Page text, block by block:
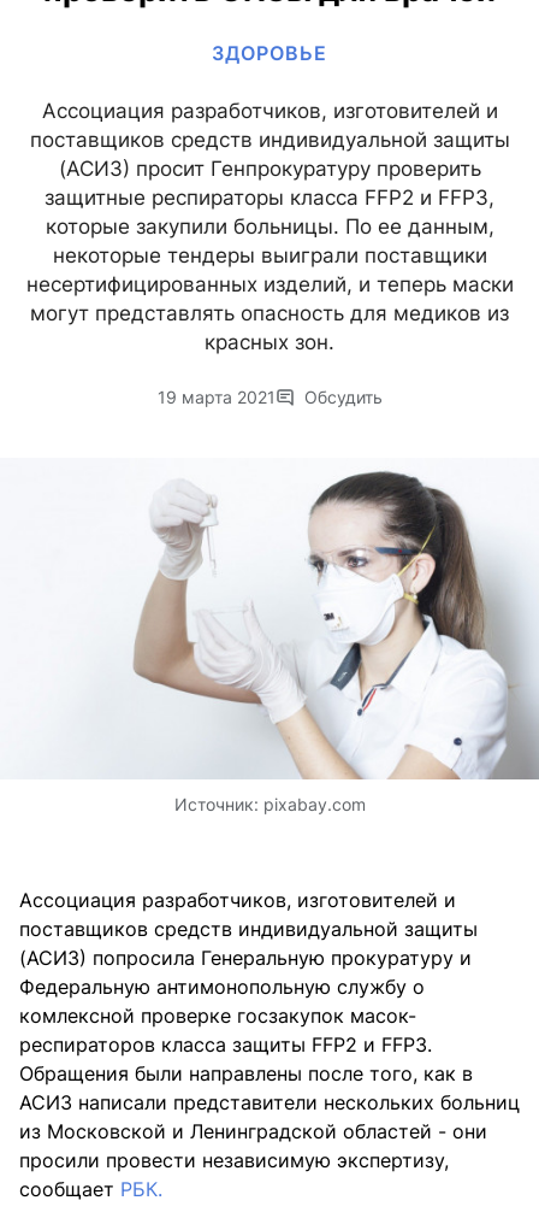
ЗДОРОВЬЕ
Ассоциация разработчиков, изготовителей и
поставщиков средств индивидуальной защиты
(АСИЗ) просит Генпрокуратуру проверить
защитные респираторы класса FFP2 и FFP3,
которые закупили больницы. По ее данным,
некоторые тендеры выиграли поставщики
несертифицированных изделий, и теперь маски
могут представлять опасность для медиков из
красных зон.
19 марта 2021 Обсудить
Источник: pixabay.com
Ассоциация разработчиков, изготовителей и
поставщиков средств индивидуальной защиты
(АСИЗ) попросила Генеральную прокуратуру и
Федеральную антимонопольную службу о
комлексной проверке госзакупок масок-
респираторов класса защиты FFP2 и FFP3.
Обращения были направлены после того, как в
АСИЗ написали представители нескольких больниц
из Московской и Ленинградской областей - они
просили провести независимую экспертизу,
сообщает РБК.